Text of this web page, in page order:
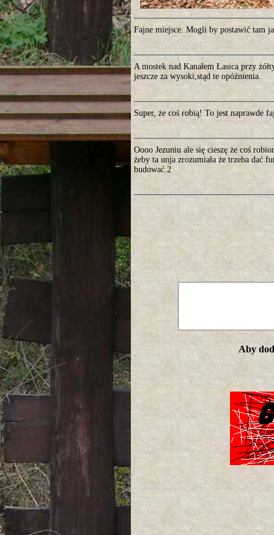
Fajne miejsce. Mogli by postawić tam
A mostek nad Kanałem Łasica przy
jeszcze za wysoki,stąd te opóźnienia.
Super, że coś robią! To jest naprawde
Oooo Jezuniu ale się cieszę że coś
żeby ta unja zrozumiała że trzeba dać
budować.2
Aby